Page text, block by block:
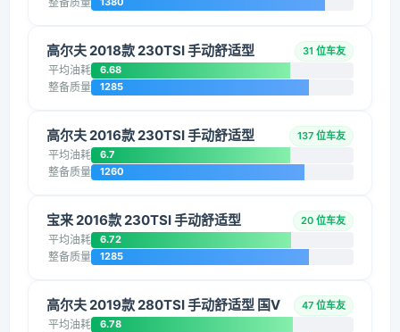
高尔夫 2018款 230TSI 手动舒适型 31 位车友
平均油耗 6.68
整备质量 1285
高尔夫 2016款 230TSI 手动舒适型 137 位车友
平均油耗 6.7
整备质量 1260
宝来 2016款 230TSI 手动舒适型 20 位车友
平均油耗 6.72
整备质量 1285
高尔夫 2019款 280TSI 手动舒适型 国V 47 位车友
平均油耗 6.78